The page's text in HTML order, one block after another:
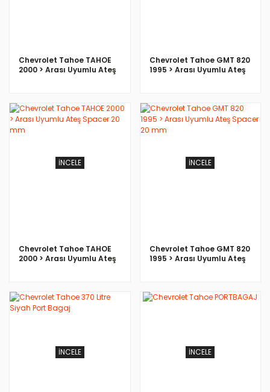
Chevrolet Tahoe TAHOE
2000 > Arası Uyumlu Ateş
Chevrolet Tahoe GMT 820
1995 > Arası Uyumlu Ateş
İNCELE
Chevrolet Tahoe TAHOE
2000 > Arası Uyumlu Ateş
İNCELE
Chevrolet Tahoe GMT 820
1995 > Arası Uyumlu Ateş
İNCELE İNCELE